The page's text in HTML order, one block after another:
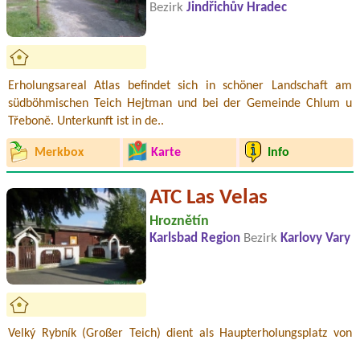
Bezirk Jindřichův Hradec
Erholungsareal Atlas befindet sich in schöner Landschaft am
südböhmischen Teich Hejtman und bei der Gemeinde Chlum u
Třeboně. Unterkunft ist in de..
Merkbox Karte Info
ATC Las Velas
Hroznětín
Karlsbad Region Bezirk Karlovy Vary
Velký Rybník (Großer Teich) dient als Haupterholungsplatz von